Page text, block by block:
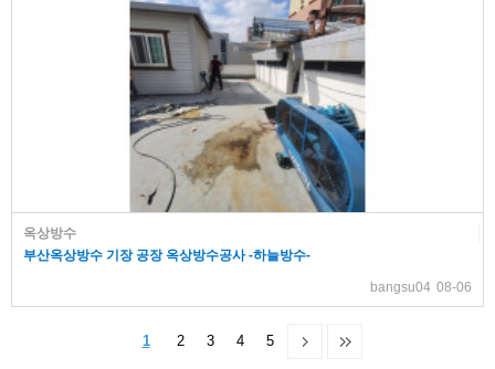
옥상방수
부산옥상방수 기장 공장 옥상방수공사 -하늘방수-
bangsu04 08-06
1 2 3 4 5